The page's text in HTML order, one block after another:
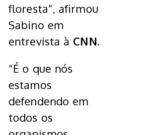
floresta”, afirmou
Sabino em
entrevista à CNN.
“É o que nós
estamos
defendendo em
todos os